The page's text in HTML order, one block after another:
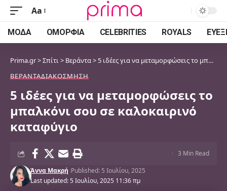
Font
Resizer
Aa
ΜΌΔΑ ΟΜΟΡΦΙΆ CELEBRITIES ROYALS
Prima.gr>Σπίτι> Βεράντα> 5 ιδέες για να μεταμορφώσεις το μπαλκόνι σου σε καλοκαιρινό καταφύγιο
ΒΕΡΆΝΤΑΔΙΑΚΌΣΜΗΣΗ
5 ιδέες για να μεταμορφώσεις το
μπαλκόνι σου σε καλοκαιρινό
καταφύγιο
Last updated: 5 Ιουλίου, 2025 11:36 πμ
Άννα Μακρή Published: 5 Ιουλίου, 2025
3 Min Read